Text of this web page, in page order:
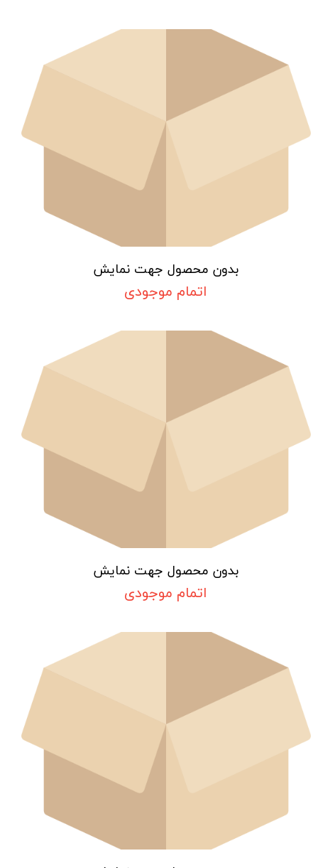
بدون محصول جهت نمایش
اتمام موجودی
بدون محصول جهت نمایش
اتمام موجودی